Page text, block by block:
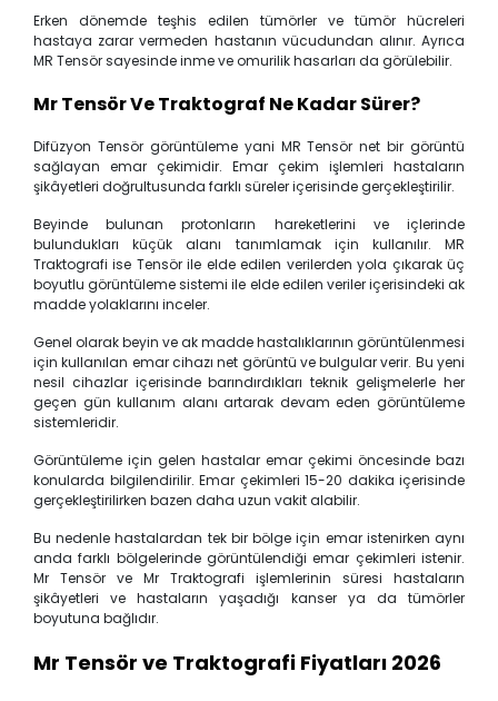
Erken dönemde teşhis edilen tümörler ve tümör hücreleri
hastaya zarar vermeden hastanın vücudundan alınır. Ayrıca
MR Tensör sayesinde inme ve omurilik hasarları da görülebilir.
Mr Tensör Ve Traktograf Ne Kadar Sürer?
Difüzyon Tensör görüntüleme yani MR Tensör net bir görüntü
sağlayan emar çekimidir. Emar çekim işlemleri hastaların
şikâyetleri doğrultusunda farklı süreler içerisinde gerçekleştirilir.
Beyinde bulunan protonların hareketlerini ve içlerinde
bulundukları küçük alanı tanımlamak için kullanılır. MR
Traktografi ise Tensör ile elde edilen verilerden yola çıkarak üç
boyutlu görüntüleme sistemi ile elde edilen veriler içerisindeki ak
madde yolaklarını inceler.
Genel olarak beyin ve ak madde hastalıklarının görüntülenmesi
için kullanılan emar cihazı net görüntü ve bulgular verir. Bu yeni
nesil cihazlar içerisinde barındırdıkları teknik gelişmelerle her
geçen gün kullanım alanı artarak devam eden görüntüleme
sistemleridir.
Görüntüleme için gelen hastalar emar çekimi öncesinde bazı
konularda bilgilendirilir. Emar çekimleri 15-20 dakika içerisinde
gerçekleştirilirken bazen daha uzun vakit alabilir.
Bu nedenle hastalardan tek bir bölge için emar istenirken aynı
anda farklı bölgelerinde görüntülendiği emar çekimleri istenir.
Mr Tensör ve Mr Traktografi işlemlerinin süresi hastaların
şikâyetleri ve hastaların yaşadığı kanser ya da tümörler
boyutuna bağlıdır.
Mr Tensör ve Traktografi Fiyatları 2026